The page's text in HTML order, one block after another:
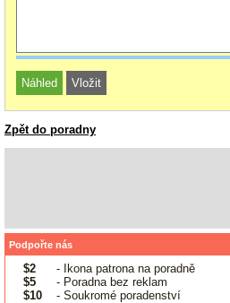
Zpět do poradny
Podpořte nás
$2
- Ikona patrona na poradně
$5
- Poradna bez reklam
$10
- Soukromé poradenství